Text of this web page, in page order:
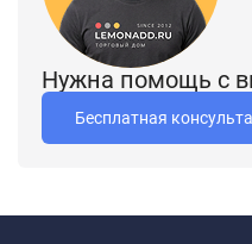
Нужна помощь с
Бесплатная